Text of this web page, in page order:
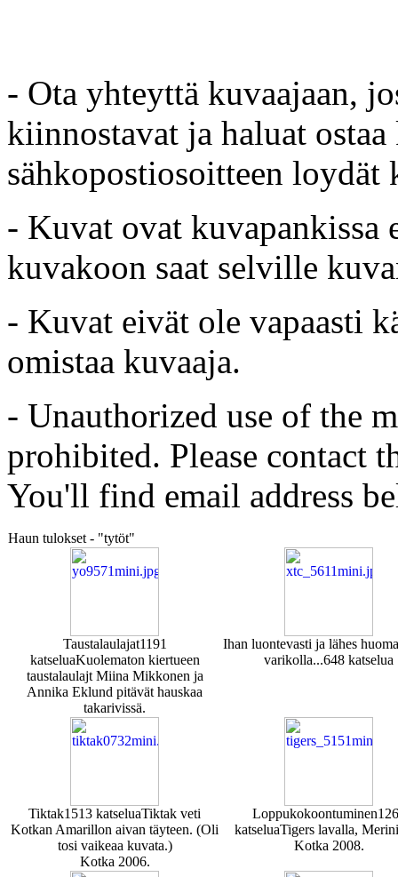
- Ota yhteyttä kuvaajaan,
kiinnostavat ja haluat
sähkopostiosoitteen loydät
- Kuvat ovat kuvapankissa
kuvakoon saat selville
- Kuvat eivät ole vapaasti
omistaa kuvaaja.
- Unauthorized use of the
prohibited. Please contact
You'll find email address
Haun tulokset - "tytöt"
Taustalaulajat1191
katseluaKuolematon kiertueen
taustalaulajt Miina Mikkonen ja
Annika Eklund pitävät hauskaa
takarivissä.
Ihan luontevasti ja lähes
varikolla...648 katselua
Tiktak1513 katseluaTiktak veti
Kotkan Amarillon aivan täyteen. (Oli
tosi vaikeaa kuvata.)
Kotka 2006.
Loppukokoontuminen
katseluaTigers lavalla,
Kotka 2008.